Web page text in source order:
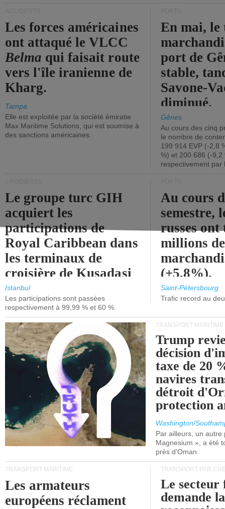
Les forces américaines
ont attaqué le VLCC
Belma qui faisait route
vers l'île iranienne de
Kharg.
Tampa
Elle est exploitée par la société émiratie
Max Maritime Solutions, qui est soumise à
des sanctions américaines.
En mai, le
port de
stable,
Savone-
diminué.
Gênes
Au cours des cinq
le nombre de
199 914 EVP (-2,8
%) et 200 686 (-9,2
respectivement par
Le groupe turc GIH
acquiert les
participations de
Royal Caribbean dans
les terminaux de
croisière de Kusadasi
et de Lisbonne.
Istanbul
Les participations sont passées
respectivement à 99,99 % et 60 %.
Au cours
semestre,
russes
millions
(+5,8%).
Saint-Pétersbourg
Trafic record au
TRANSPORT MARITIME
Trump
décision
taxe de 20
navires
détroit
protection
Washington/
Par ailleurs, un autre
Magnesium », a été
près d'Oman.
TRANSPORT MARITIME
Les armateurs
européens réclament
TRANSPORT PAR
Le
demande la